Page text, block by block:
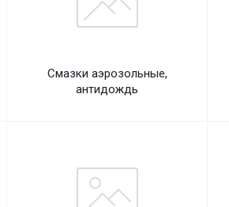
Смазки аэрозольные,
антидождь